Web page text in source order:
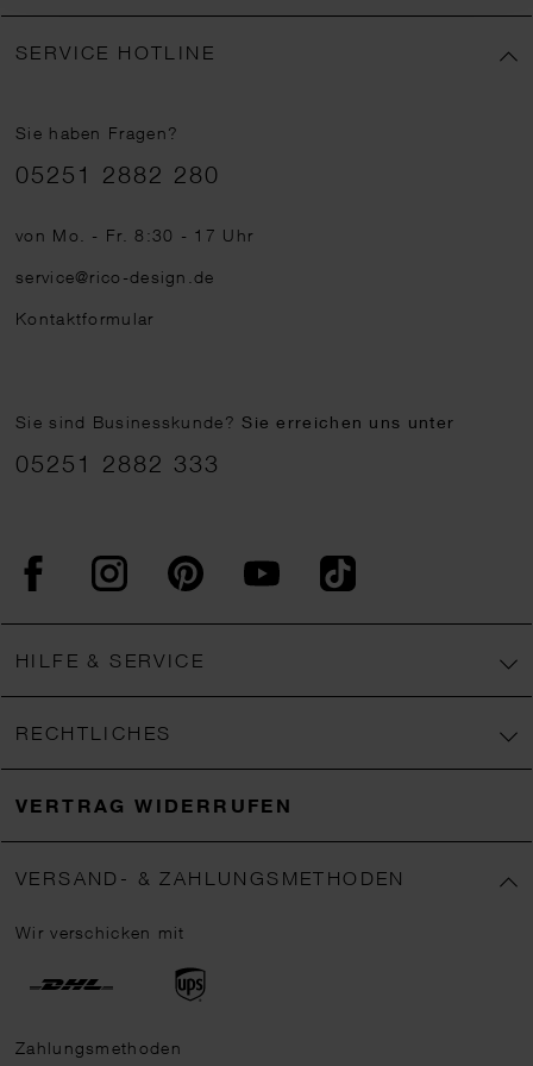
SERVICE HOTLINE
Sie haben Fragen?
Telefonnummer
05251 2882 280
von Mo. - Fr. 8:30 - 17 Uhr
service@rico-design.de
Kontaktformular
Sie sind Businesskunde?Sie erreichen uns unter
05251 2882 333
FacebookInstagram PinterestYouTubeTikTok
HILFE & SERVICE
RECHTLICHES
VERTRAG WIDERRUFEN
VERSAND- & ZAHLUNGSMETHODEN
Wir verschicken mit
Zahlungsmethoden